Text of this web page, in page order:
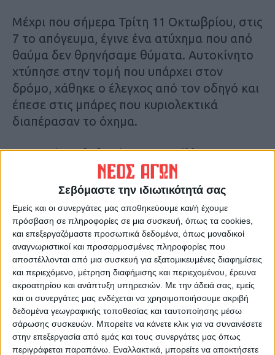
Σεβόμαστε την ιδιωτικότητά σας
Εμείς και οι συνεργάτες μας αποθηκεύουμε και/ή έχουμε
πρόσβαση σε πληροφορίες σε μια συσκευή, όπως τα cookies,
και επεξεργαζόμαστε προσωπικά δεδομένα, όπως μοναδικοί
αναγνωριστικοί και προσαρμοσμένες πληροφορίες που
αποστέλλονται από μια συσκευή για εξατομικευμένες διαφημίσεις
και περιεχόμενο, μέτρηση διαφήμισης και περιεχομένου, έρευνα
ακροατηρίου και ανάπτυξη υπηρεσιών. Με την άδειά σας, εμείς
και οι συνεργάτες μας ενδέχεται να χρησιμοποιήσουμε ακριβή
δεδομένα γεωγραφικής τοποθεσίας και ταυτοποίησης μέσω
σάρωσης συσκευών. Μπορείτε να κάνετε κλικ για να συναινέσετε
στην επεξεργασία από εμάς και τους συνεργάτες μας όπως
περιγράφεται παραπάνω. Εναλλακτικά, μπορείτε να αποκτήσετε
Μέχρι που σήμερα Τρίτη 11 Οκτωβρίου, στις
7 το απόγευμα, έγινε ένα ατύχημα που από
θαύμα δεν θρηνήσαμε θύματα. Αυτοκίνητο
χτύπησε στην τομή που υπάρχει στον
δρόμο, χάθηκε ο έλεγχος από τον οδηγό και
έπεσε στις μπάρες που κυριολεκτικά
διαπέρασαν το όχημα.
Με αυτό ως δεδομένο καταγγέλλουμε τον
Δήμο και την Περιφέρεια για την στάση
τους και υπογραμμίζουμε ότι πρέπει να γίνει
άμεσα αποκατάσταση του οδοστρώματος
και αντικατάσταση των μπαρών που
καταστράφηκαν. Ξέρουμε ότι η πολιτική
τους και των κομμάτων που ανήκουν δεν
περιλαμβάνει την πρόληψη αλλά την εκ των
υστέρων παρέμβαση, με τον πολίτη να
“πληρώνει το μάρμαρο”. Κι αυτό είναι
ανεπίτρεπτο, επικίνδυνο και πρέπει να
αλλάξει.